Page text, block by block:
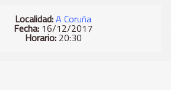
Localidad:A Coruña
Fecha: 16/12/2017
Horario:20:30